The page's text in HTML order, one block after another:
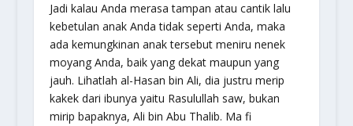
Jadi kalau Anda merasa tampan atau cantik lalu
kebetulan anak Anda tidak seperti Anda, maka
ada kemungkinan anak tersebut meniru nenek
moyang Anda, baik yang dekat maupun yang
jauh. Lihatlah al-Hasan bin Ali, dia justru merip
kakek dari ibunya yaitu Rasulullah saw, bukan
mirip bapaknya, Ali bin Abu Thalib. Ma fi